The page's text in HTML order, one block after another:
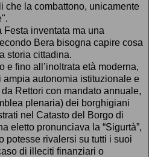
che la combattono, unicamente
inventata ma una
Bera bisogna capire cosa
storia cittadina.
e fino all’inoltrata età moderna,
autonomia istituzionale e
Rettori con mandato annuale,
plenaria) dei borghigiani
nel Catasto del Borgo di
eletto pronunciava la “Sigurtà”,
potesse rivalersi su tutti i suoi
di illeciti finanziari o